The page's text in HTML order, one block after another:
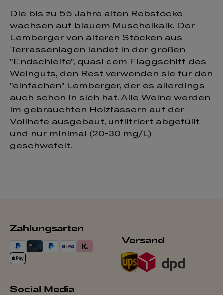
Die bis zu 55 Jahre alten Rebstöcke
wachsen auf blauem Muschelkalk. Der
Lemberger von älteren Stöcken aus
Terrassenlagen landet in der großen
"Endschleife", quasi dem Flaggschiff des
Weinguts, den Rest verwenden sie für den
"einfachen" Lemberger, der es allerdings
auch schon in sich hat. Alle Weine werden
im gebrauchten Holzfässern auf der
Vollhefe ausgebaut, unfiltriert abgefüllt
und nur minimal (20-30 mg/L)
geschwefelt.
Zahlungsarten
Versand
Social Media